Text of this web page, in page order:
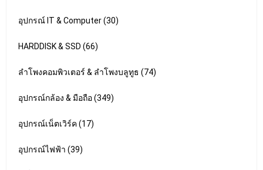
อุปกรณ์ IT & Computer (30)
HARDDISK & SSD (66)
ลำโพงคอมพิวเตอร์ & ลำโพงบลูทูธ (74)
อุปกรณ์กล้อง & มือถือ (349)
อุปกรณ์เน็ตเวิร์ค (17)
อุปกรณ์ไฟฟ้า (39)